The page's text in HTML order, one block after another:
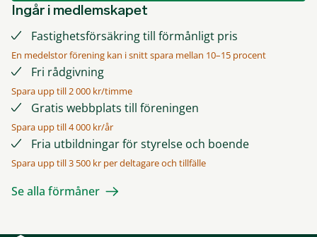
Ingår i medlemskapet
Fastighetsförsäkring till förmånligt pris
En medelstor förening kan i snitt spara mellan 10–15 procent
Fri rådgivning
Spara upp till 2 000 kr/timme
Gratis webbplats till föreningen
Spara upp till 4 000 kr/år
Fria utbildningar för styrelse och boende
Spara upp till 3 500 kr per deltagare och tillfälle
Se alla förmåner